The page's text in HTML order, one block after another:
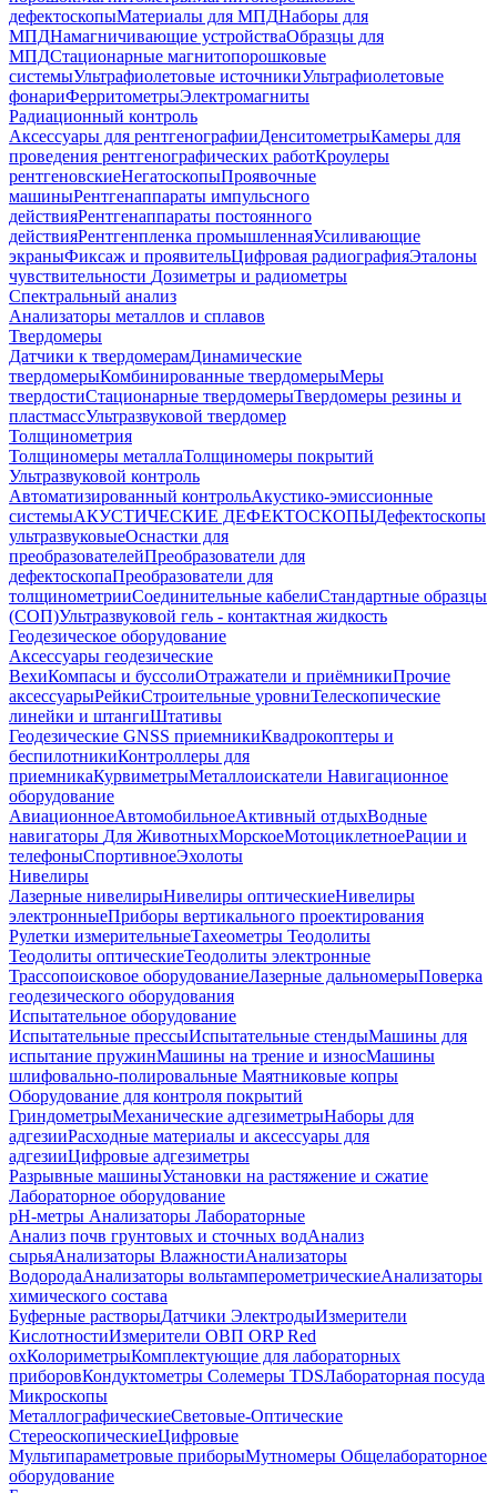
дефектоскопыМатериалы для МПДНаборы для
МПДНамагничивающие устройстваОбразцы для
МПДСтационарные магнитопорошковые
системыУльтрафиолетовые источникиУльтрафиолетовые
фонариФерритометрыЭлектромагниты
Радиационный контроль
Аксессуары для рентгенографииДенситометрыКамеры для
проведения рентгенографических работКроулеры
рентгеновскиеНегатоскопыПроявочные
машиныРентгенаппараты импульсного
действияРентгенаппараты постоянного
действияРентгенпленка промышленнаяУсиливающие
экраныФиксаж и проявительЦифровая радиографияЭталоны
чувствительности Дозиметры и радиометры
Спектральный анализ
Анализаторы металлов и сплавов
Твердомеры
Датчики к твердомерамДинамические
твердомерыКомбинированные твердомерыМеры
твердостиСтационарные твердомерыТвердомеры резины и
пластмассУльтразвуковой твердомер
Толщинометрия
Толщиномеры металлаТолщиномеры покрытий
Ультразвуковой контроль
Автоматизированный контрольАкустико-эмиссионные
системыАКУСТИЧЕСКИЕ ДЕФЕКТОСКОПЫДефектоскопы
ультразвуковыеОснастки для
преобразователейПреобразователи для
дефектоскопаПреобразователи для
толщинометрииСоединительные кабелиСтандартные образцы
(СОП)Ультразвуковой гель - контактная жидкость
Геодезическое оборудование
Аксессуары геодезические
ВехиКомпасы и буссолиОтражатели и приёмникиПрочие
аксессуарыРейкиСтроительные уровниТелескопические
линейки и штангиШтативы
Геодезические GNSS приемникиКвадрокоптеры и
беспилотникиКонтроллеры для
приемникаКурвиметрыМеталлоискатели Навигационное
оборудование
АвиационноеАвтомобильноеАктивный отдыхВодные
навигаторы Для ЖивотныхМорскоеМотоциклетноеРации и
телефоныСпортивноеЭхолоты
Нивелиры
Лазерные нивелирыНивелиры оптическиеНивелиры
электронныеПриборы вертикального проектирования
Рулетки измерительныеТахеометры Теодолиты
Теодолиты оптическиеТеодолиты электронные
Трассопоисковое оборудованиеЛазерные дальномерыПоверка
геодезического оборудования
Испытательное оборудование
Испытательные прессыИспытательные стендыМашины для
испытание пружинМашины на трение и износМашины
шлифовально-полировальные Маятниковые копры
Оборудование для контроля покрытий
ГриндометрыМеханические адгезиметрыНаборы для
адгезииРасходные материалы и аксессуары для
адгезииЦифровые адгезиметры
Разрывные машиныУстановки на растяжение и сжатие
Лабораторное оборудование
pH-метры Анализаторы Лабораторные
Анализ почв грунтовых и сточных водАнализ
сырьяАнализаторы ВлажностиАнализаторы
ВодородаАнализаторы вольтамперометрическиеАнализаторы
химического состава
Буферные растворыДатчики ЭлектродыИзмерители
КислотностиИзмерители ОВП ORP Red
oxКолориметрыКомплектующие для лабораторных
приборовКондуктометры Солемеры TDSЛабораторная посуда
Микроскопы
МеталлографическиеСветовые-Оптические
СтереоскопическиеЦифровые
Мультипараметровые приборыМутномеры Общелабораторное
оборудование